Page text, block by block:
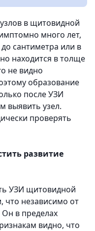
в щитовидной
много лет,
сантиметра или в
находится в толще
не видно
образование
после УЗИ
выявить узел.
проверять
развитие
УЗИ щитовидной
что независимо от
в пределах
видно, что